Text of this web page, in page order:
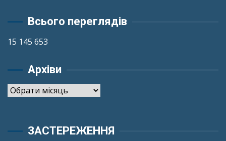
Всього переглядів
15 145 653
Архіви
Архіви
ЗАСТЕРЕЖЕННЯ